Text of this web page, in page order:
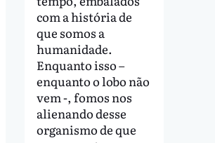
com a história de
que somos a
humanidade.
Enquanto isso –
enquanto o lobo não
vem -, fomos nos
alienando desse
organismo de que